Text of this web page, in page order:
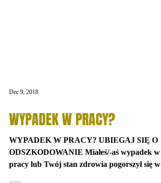
Dec 9, 2018
WYPADEK W PRACY?
WYPADEK W PRACY? UBIEGAJ SIĘ O